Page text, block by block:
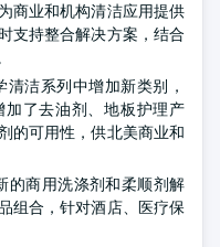
商业和机构清洁应用提供
支持整合解决方案，结合
清洁系列中增加新类别，
了去油剂、地板护理产
的可用性，供北美商业和
的商用洗涤剂和柔顺剂解
组合，针对酒店、医疗保